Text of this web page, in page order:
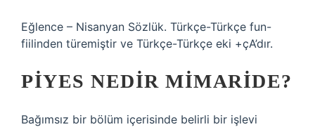
Eğlence – Nisanyan Sözlük. Türkçe-Türkçe fun-
fiilinden türemiştir ve Türkçe-Türkçe eki +çA’dır.
PIYES NEDIR MIMARIDE?
Bağımsız bir bölüm içerisinde belirli bir işlevi